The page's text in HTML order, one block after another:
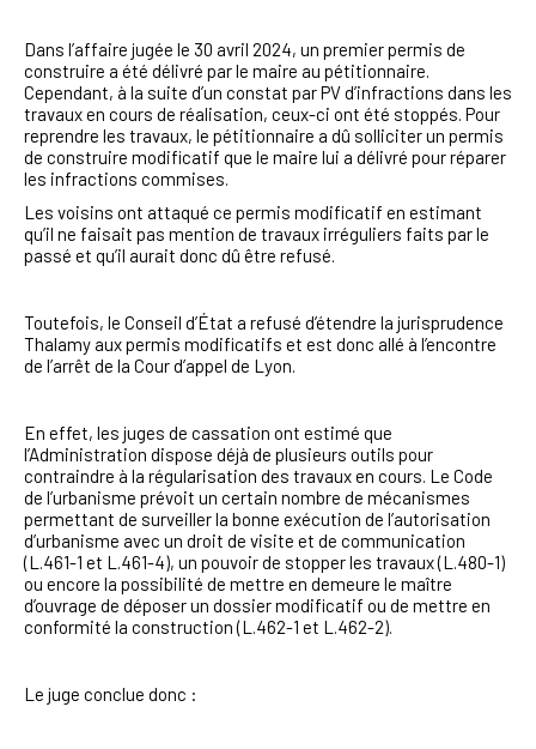
Dans l’affaire jugée le 30 avril 2024, un premier permis de
construire a été délivré par le maire au pétitionnaire.
Cependant, à la suite d’un constat par PV d’infractions dans les
travaux en cours de réalisation, ceux-ci ont été stoppés. Pour
reprendre les travaux, le pétitionnaire a dû solliciter un permis
de construire modificatif que le maire lui a délivré pour réparer
les infractions commises.
Les voisins ont attaqué ce permis modificatif en estimant
qu’il ne faisait pas mention de travaux irréguliers faits par le
passé et qu’il aurait donc dû être refusé.
Toutefois, le Conseil d’État a refusé d’étendre la jurisprudence
Thalamy aux permis modificatifs et est donc allé à l’encontre
de l’arrêt de la Cour d’appel de Lyon.
En effet, les juges de cassation ont estimé que
l’Administration dispose déjà de plusieurs outils pour
contraindre à la régularisation des travaux en cours. Le Code
de l’urbanisme prévoit un certain nombre de mécanismes
permettant de surveiller la bonne exécution de l’autorisation
d’urbanisme avec un droit de visite et de communication
(L.461-1 et L.461-4), un pouvoir de stopper les travaux (L.480-1)
ou encore la possibilité de mettre en demeure le maître
d’ouvrage de déposer un dossier modificatif ou de mettre en
conformité la construction (L.462-1 et L.462-2).
Le juge conclue donc :